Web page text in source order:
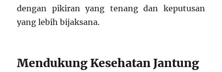
dengan pikiran yang tenang dan keputusan
yang lebih bijaksana.
Mendukung Kesehatan Jantung